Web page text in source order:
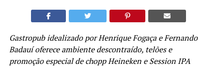
Gastropub idealizado por Henrique Fogaça e Fernando
Badauí oferece ambiente descontraído, telões e
promoção especial de chopp Heineken e Session IPA